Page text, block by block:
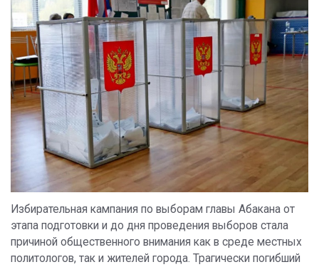
Избирательная кампания по выборам главы Абакана от
этапа подготовки и до дня проведения выборов стала
причиной общественного внимания как в среде местных
политологов, так и жителей города. Трагически погибший